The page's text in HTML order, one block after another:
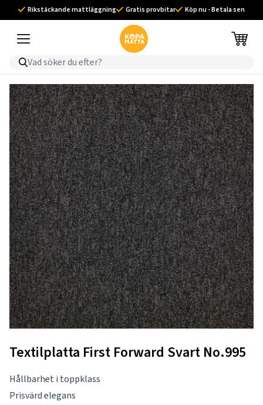
Rikstäckande mattläggning Gratis provbitar Köp nu - Betala sen
Textilplatta First Forward Svart No.995
Hållbarhet i toppklass
Prisvärd elegans